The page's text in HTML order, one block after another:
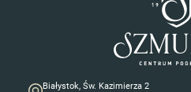
Białystok, Św. Kazimierza 2